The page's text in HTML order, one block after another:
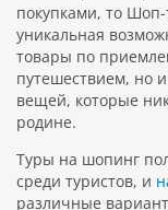
покупками, то
уникальная
товары по
путешествием, но
вещей, которые
родине.
Туры на шопинг
среди туристов, и
различные